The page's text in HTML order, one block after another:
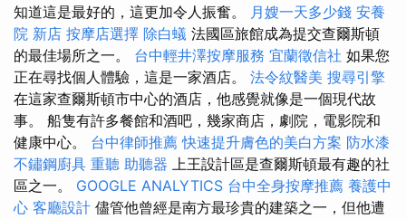
知道這是最好的，這更加令人振奮。 月嫂一天多少錢 安養
院 新店 按摩店選擇 除白蟻 法國區旅館成為提交查爾斯頓
的最佳場所之一。 台中輕井澤按摩服務 宜蘭徵信社 如果您
正在尋找個人體驗，這是一家酒店。 法令紋醫美 搜尋引擎
在這家查爾斯頓市中心的酒店，他感覺就像是一個現代故
事。 船隻有許多餐館和酒吧，幾家商店，劇院，電影院和
健康中心。 台中律師推薦 快速提升膚色的美白方案 防水漆
不鏽鋼廚具 重聽 助聽器 上王設計區是查爾斯頓最有趣的社
區之一。 GOOGLE ANALYTICS 台中全身按摩推薦 養護中
心 客廳設計 儘管他曾經是南方最珍貴的建築之一，但他遭